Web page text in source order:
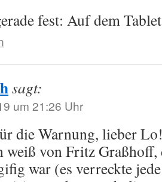
fest: Auf dem
sagt:
um 21:26 Uhr
die Warnung, lieber
weiß von Fritz Graßhoff,
war (es verreckte